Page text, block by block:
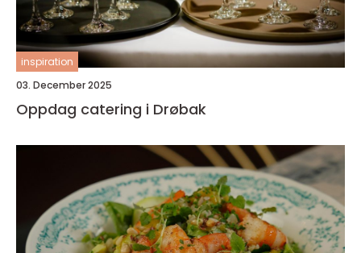
inspiration
03. December 2025
Oppdag catering i Drøbak